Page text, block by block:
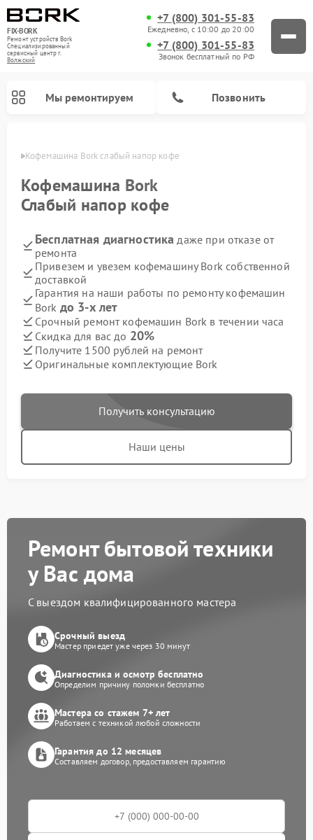
FIX-BORK
Ремонт устройств Bork
Специализированный
cервисный центр г.
Волжский
+7 (800) 301-55-83
Ежедневно, с 10:00 до 20:00
+7 (800) 301-55-83
Звонок бесплатный по РФ
Мы ремонтируем Позвонить
Кофемашина Bork слабый напор кофе
Кофемашина Bork
Слабый напор кофе
Бесплатная диагностика даже при отказе от
ремонта
Привезем и увезем кофемашину Bork собственной
доставкой
Гарантия на наши работы по ремонту кофемашин
Bork до 3-х лет
Срочный ремонт кофемашин Bork в течении часа
Скидка для вас до 20%
Получите 1500 рублей на ремонт
Оригинальные комплектующие Bork
Получить консультацию
Наши цены
Ремонт бытовой техники
у Вас дома
С выездом квалифицированного мастера
Срочный выезд
Мастер приедет уже через 30 минут
Диагностика и осмотр бесплатно
Определим причину поломки бесплатно
Мастера со стажем 7+ лет
Работаем с техникой любой сложности
Гарантия до 12 месяцев
Составляем договор, предоставляем гарантию